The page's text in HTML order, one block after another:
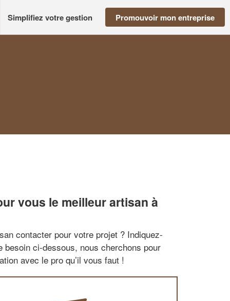
Simplifiez votre gestion Promouvoir mon entreprise
vous le meilleur artisan à
contacter pour votre projet ? Indiquez-
besoin ci-dessous, nous cherchons pour
avec le pro qu’il vous faut !